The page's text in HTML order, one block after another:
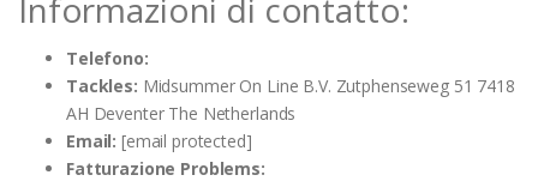
Informazioni di contatto:
Telefono:
Tackles: Midsummer On Line B.V. Zutphenseweg 51 7418
AH Deventer The Netherlands
Email:[email protected]
Fatturazione Problems: